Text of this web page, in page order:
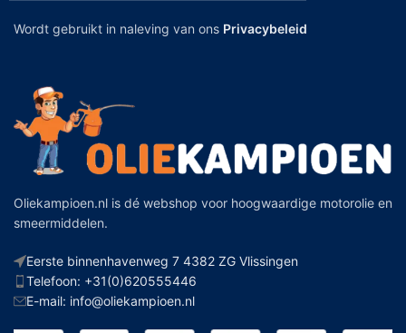
Wordt gebruikt in naleving van ons Privacybeleid
Oliekampioen.nl is dé webshop voor hoogwaardige motorolie en
smeermiddelen.
Eerste binnenhavenweg 7 4382 ZG Vlissingen
Telefoon: +31(0)620555446
E-mail: info@oliekampioen.nl